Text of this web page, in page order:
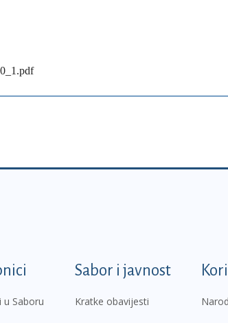
u Saboru
Sabor i javnost
Kratke obavijesti